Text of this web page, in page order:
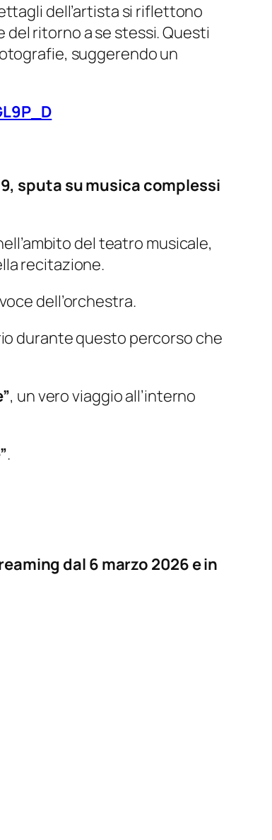
dell’artista si riflettono
ritorno a se stessi. Questi
suggerendo un
sputa su musica complessi
del teatro musicale,
recitazione.
dell’orchestra.
durante questo percorso che
, un vero viaggio all’interno
.
dal 6 marzo 2026 e in